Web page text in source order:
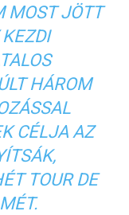
MOST JÖTT
HÁROM
CÉLJA AZ
TOUR DE